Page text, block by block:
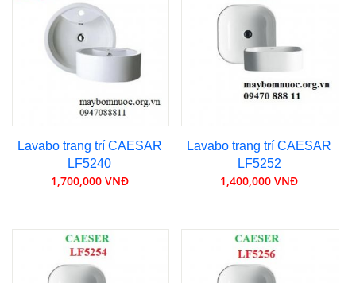
Lavabo trang trí CAESAR
LF5240
1,700,000 VNĐ
Lavabo trang trí CAESAR
LF5252
1,400,000 VNĐ